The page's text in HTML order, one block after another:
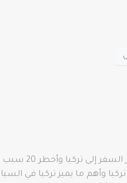
معلومات عامة ومهمة عن
تركيا وأهم ما يميز تركيا في